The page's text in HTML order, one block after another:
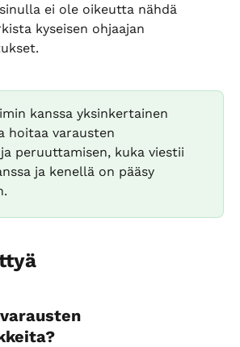
ei ole oikeutta nähdä
kyseisen ohjaajan
kanssa yksinkertainen
hoitaa varausten
peruuttamisen, kuka viestii
ja kenellä on pääsy